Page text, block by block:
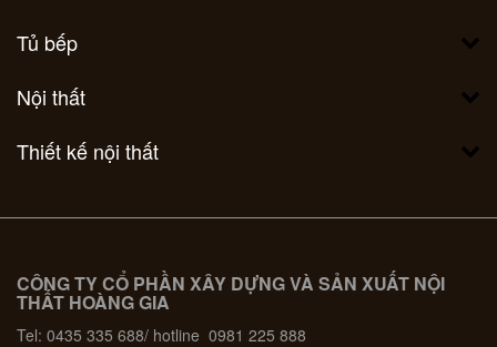
Tủ bếp
Nội thất
Thiết kế nội thất
CÔNG TY CỔ PHẦN XÂY DỰNG VÀ SẢN XUẤT NỘI
THẤT HOÀNG GIA
Tel: 0435 335 688/ hotline 0981 225 888